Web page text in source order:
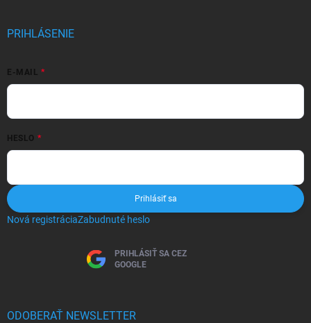
PRIHLÁSENIE
E-MAIL
HESLO
Prihlásiť sa
Nová registráciaZabudnuté heslo
PRIHLÁSIŤ SA CEZ
GOOGLE
ODOBERAŤ NEWSLETTER